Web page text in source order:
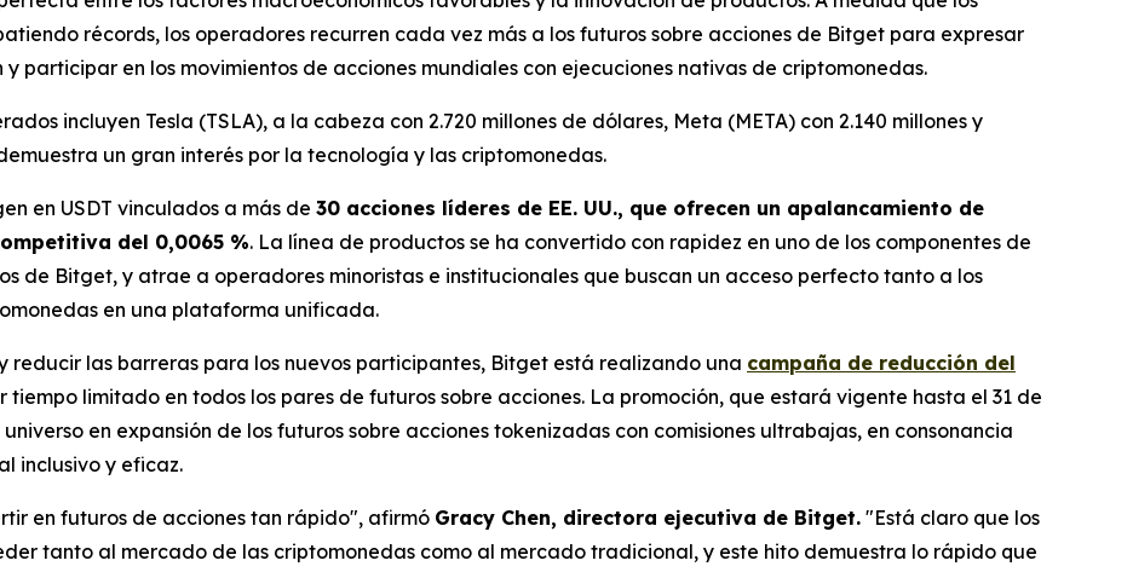
récords, los operadores recurren cada vez más a los futuros sobre acciones de Bitget para expresar
participar en los movimientos de acciones mundiales con ejecuciones nativas de criptomonedas.
incluyen Tesla (TSLA), a la cabeza con 2.720 millones de dólares, Meta (META) con 2.140 millones y
un gran interés por la tecnología y las criptomonedas.
en USDT vinculados a más de 30 acciones líderes de EE. UU., que ofrecen un apalancamiento de
del 0,0065 %. La línea de productos se ha convertido con rapidez en uno de los componentes de
de Bitget, y atrae a operadores minoristas e institucionales que buscan un acceso perfecto tanto a los
en una plataforma unificada.
reducir las barreras para los nuevos participantes, Bitget está realizando una campaña de reducción del
tiempo limitado en todos los pares de futuros sobre acciones. La promoción, que estará vigente hasta el 31 de
en expansión de los futuros sobre acciones tokenizadas con comisiones ultrabajas, en consonancia
inclusivo y eficaz.
en futuros de acciones tan rápido", afirmó Gracy Chen, directora ejecutiva de Bitget. "Está claro que los
tanto al mercado de las criptomonedas como al mercado tradicional, y este hito demuestra lo rápido que